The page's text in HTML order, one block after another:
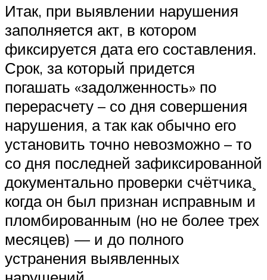
Итак, при выявлении нарушения
заполняется акт, в котором
фиксируется дата его составления.
Срок, за который придется
погашать «задолженность» по
перерасчету – со дня совершения
нарушения, а так как обычно его
установить точно невозможно – то
со дня последней зафиксированной
документально проверки счётчика¸
когда он был признан исправным и
пломбированным (но не более трех
месяцев) — и до полного
устранения выявленных